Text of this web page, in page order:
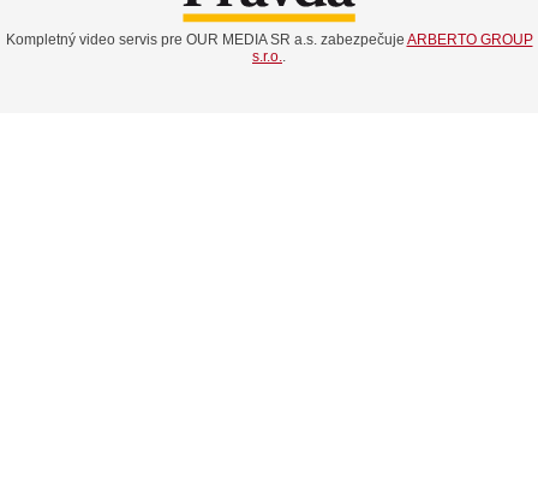
Kompletný video servis pre OUR MEDIA SR a.s. zabezpečuje ARBERTO GROUP
s.r.o..